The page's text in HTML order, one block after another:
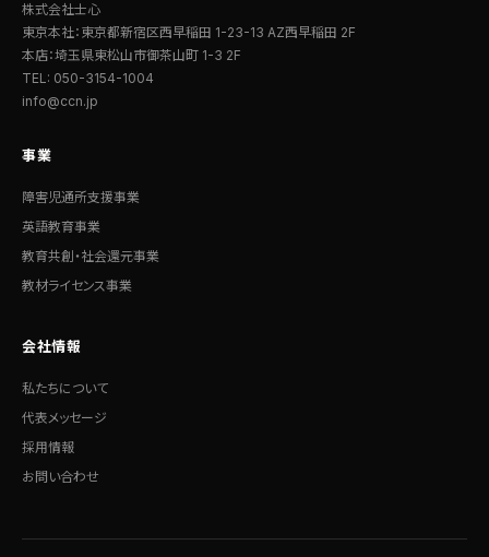
株式会社士心
東京本社：東京都新宿区西早稲田 1-23-13 AZ西早稲田 2F
本店：埼玉県東松山市御茶山町 1-3 2F
TEL: 050-3154-1004
info@ccn.jp
事業
障害児通所支援事業
英語教育事業
教育共創・社会還元事業
教材ライセンス事業
会社情報
私たちについて
代表メッセージ
採用情報
お問い合わせ